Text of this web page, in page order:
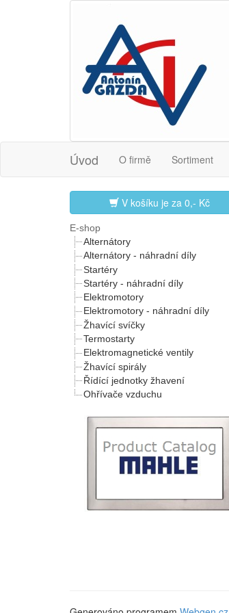
Úvod O firmě Sortiment
V košíku je za 0,- Kč
E-shop
Alternátory
Alternátory - náhradní díly
Startéry
Startéry - náhradní díly
Elektromotory
Elektromotory - náhradní díly
Žhavící svíčky
Termostarty
Elektromagnetické ventily
Žhavící spirály
Řídící jednotky žhavení
Ohřívače vzduchu